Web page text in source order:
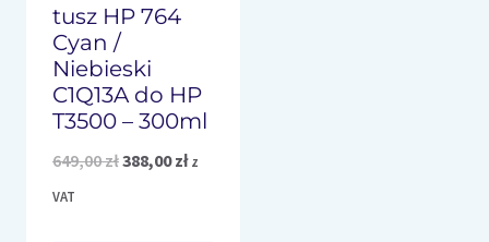
tusz HP 764
Cyan /
Niebieski
C1Q13A do HP
T3500 – 300ml
649,00złPierwotna
388,00złAktualna
z
VAT